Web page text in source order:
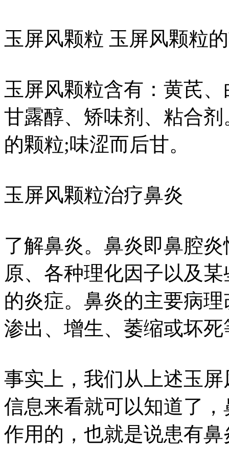
玉屏风颗粒 玉屏风颗粒
玉屏风颗粒含有：黄芪
甘露醇、矫味剂、粘合
的颗粒;味涩而后甘。
玉屏风颗粒治疗鼻炎
了解鼻炎。鼻炎即鼻腔
原、各种理化因子以及
的炎症。鼻炎的主要病
渗出、增生、萎缩或坏死
事实上，我们从上述玉
信息来看就可以知道了
作用的，也就是说患有